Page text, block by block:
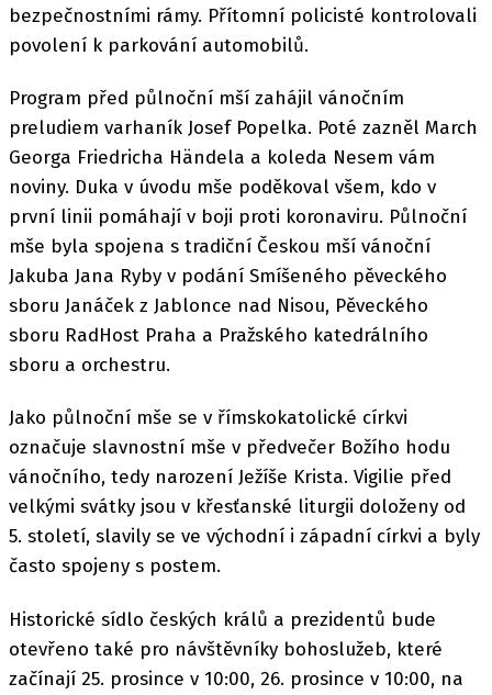
bezpečnostními rámy. Přítomní policisté kontrolovali
povolení k parkování automobilů.
Program před půlnoční mší zahájil vánočním
preludiem varhaník Josef Popelka. Poté zazněl March
Georga Friedricha Händela a koleda Nesem vám
noviny. Duka v úvodu mše poděkoval všem, kdo v
první linii pomáhají v boji proti koronaviru. Půlnoční
mše byla spojena s tradiční Českou mší vánoční
Jakuba Jana Ryby v podání Smíšeného pěveckého
sboru Janáček z Jablonce nad Nisou, Pěveckého
sboru RadHost Praha a Pražského katedrálního
sboru a orchestru.
Jako půlnoční mše se v římskokatolické církvi
označuje slavnostní mše v předvečer Božího hodu
vánočního, tedy narození Ježíše Krista. Vigilie před
velkými svátky jsou v křesťanské liturgii doloženy od
5. století, slavily se ve východní i západní církvi a byly
často spojeny s postem.
Historické sídlo českých králů a prezidentů bude
otevřeno také pro návštěvníky bohoslužeb, které
začínají 25. prosince v 10:00, 26. prosince v 10:00, na